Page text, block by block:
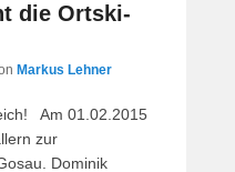
die Ortski-
Markus Lehner
Am 01.02.2015
zur
Dominik